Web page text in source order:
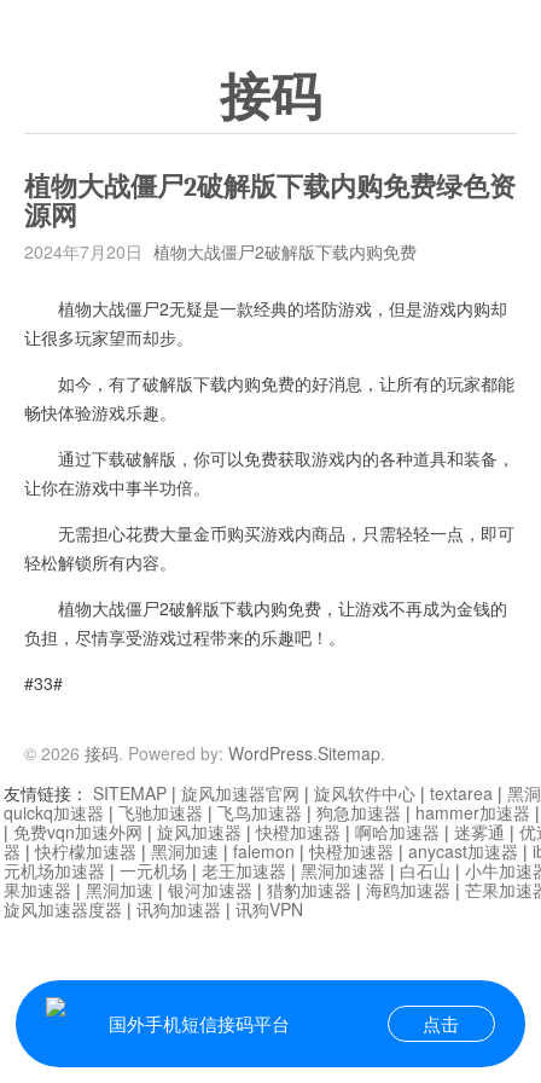
接码
植物大战僵尸2破解版下载内购免费绿色资
源网
2024年7月20日 植物大战僵尸2破解版下载内购免费
植物大战僵尸2无疑是一款经典的塔防游戏，但是游戏内购却
让很多玩家望而却步。
如今，有了破解版下载内购免费的好消息，让所有的玩家都能
畅快体验游戏乐趣。
通过下载破解版，你可以免费获取游戏内的各种道具和装备，
让你在游戏中事半功倍。
无需担心花费大量金币购买游戏内商品，只需轻轻一点，即可
轻松解锁所有内容。
植物大战僵尸2破解版下载内购免费，让游戏不再成为金钱的
负担，尽情享受游戏过程带来的乐趣吧！。
#33#
© 2026 接码. Powered by: WordPress.Sitemap.
国外手机短信接码平台 点击
友情链接： SITEMAP | 旋风加速器官网 | 旋风软件中心 | textarea | 黑
quickq加速器 | 飞驰加速器 | 飞鸟加速器 | 狗急加速器 | hammer加速器
| 免费vqn加速外网 | 旋风加速器 |快橙加速器 | 啊哈加速器 | 迷雾通 | 优
器 |快柠檬加速器 | 黑洞加速 | falemon |快橙加速器 | anycast加速器 |
元机场加速器 | 一元机场 | 老王加速器 | 黑洞加速器 | 白石山 | 小牛加速
果加速器 | 黑洞加速 | 银河加速器 | 猎豹加速器 | 海鸥加速器 | 芒果加速
旋风加速器度器 | 讯狗加速器 | 讯狗VPN